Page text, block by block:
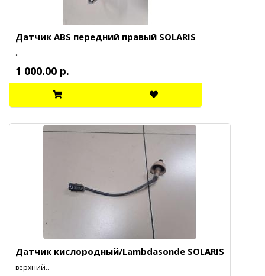
Датчик ABS передний правый SOLARIS
..
1 000.00 р.
Датчик кислородный/Lambdasonde SOLARIS
верхний..